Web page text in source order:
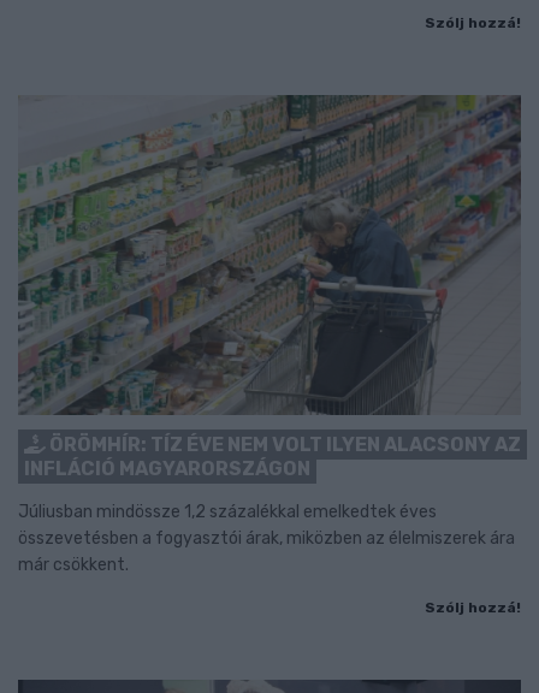
Szólj hozzá!
ÖRÖMHÍR: TÍZ ÉVE NEM VOLT ILYEN ALACSONY AZ
INFLÁCIÓ MAGYARORSZÁGON
Júliusban mindössze 1,2 százalékkal emelkedtek éves
összevetésben a fogyasztói árak, miközben az élelmiszerek ára
már csökkent.
Szólj hozzá!